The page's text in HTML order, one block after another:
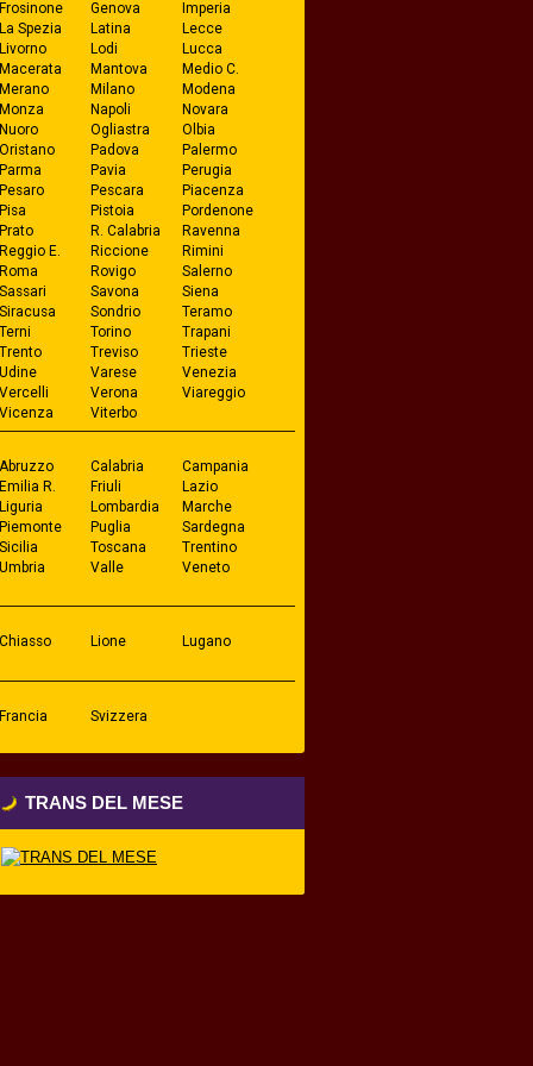
Frosinone
Genova
Imperia
La Spezia
Latina
Lecce
Livorno
Lodi
Lucca
Macerata
Mantova
Medio C.
Merano
Milano
Modena
Monza
Napoli
Novara
Nuoro
Ogliastra
Olbia
Oristano
Padova
Palermo
Parma
Pavia
Perugia
Pesaro
Pescara
Piacenza
Pisa
Pistoia
Pordenone
Prato
R. Calabria
Ravenna
Reggio E.
Riccione
Rimini
Roma
Rovigo
Salerno
Sassari
Savona
Siena
Siracusa
Sondrio
Teramo
Terni
Torino
Trapani
Trento
Treviso
Trieste
Udine
Varese
Venezia
Vercelli
Verona
Viareggio
Vicenza
Viterbo
Abruzzo Calabria
Campania
Emilia R.
Friuli
Lazio
Liguria
Lombardia
Marche
Piemonte
Puglia
Sardegna
Sicilia
Toscana
Trentino
Umbria
Valle
Veneto
Chiasso Lione Lugano
Francia Svizzera
TRANS DEL MESE